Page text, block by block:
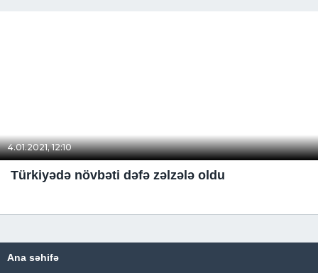
4.01.2021, 12:10
Türkiyədə növbəti dəfə zəlzələ oldu
Ana səhifə